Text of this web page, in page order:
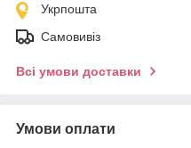
Укрпошта
Самовивіз
Всі умови доставки
Умови оплати